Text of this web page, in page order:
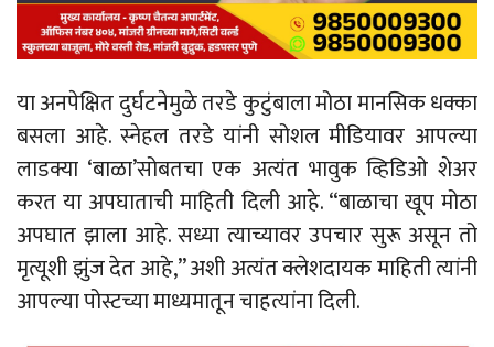
या अनपेक्षित दुर्घटनेमुळे तरडे कुटुंबाला मोठा मानसिक धक्का
बसला आहे. स्नेहल तरडे यांनी सोशल मीडियावर आपल्या
लाडक्या ‘बाळा’सोबतचा एक अत्यंत भावुक व्हिडिओ शेअर
करत या अपघाताची माहिती दिली आहे. “बाळाचा खूप मोठा
अपघात झाला आहे. सध्या त्याच्यावर उपचार सुरू असून तो
मृत्यूशी झुंज देत आहे,” अशी अत्यंत क्लेशदायक माहिती त्यांनी
आपल्या पोस्टच्या माध्यमातून चाहत्यांना दिली.